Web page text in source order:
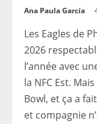
Ana Paula García
Les Eagles de
2026
l’année avec
la NFC Est.
Bowl, et ça a
et compagnie